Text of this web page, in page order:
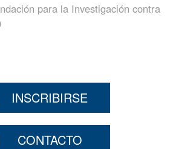
para la Investigación contra
INSCRIBIRSE
CONTACTO